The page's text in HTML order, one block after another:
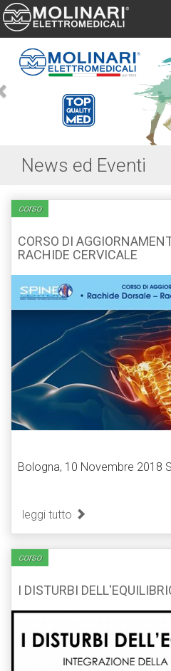
Previous
News ed Eventi
corso
CORSO DI
RACHIDE CERVICALE
Bologna, 10 Novembre 2018
leggi tutto
corso
I DISTURBI